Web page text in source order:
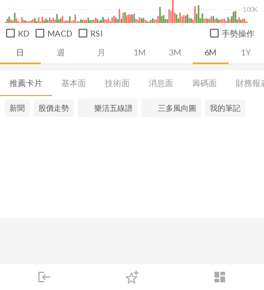
login dashboard
下單
日 週 月 1M 3M 6M 1Y
100K
KD MACD RSI 手勢操作
推薦卡片 基本面 技術面 消息面 籌碼面 財務報
新聞 股價走勢 樂活五線譜 三多風向圖 我的筆記